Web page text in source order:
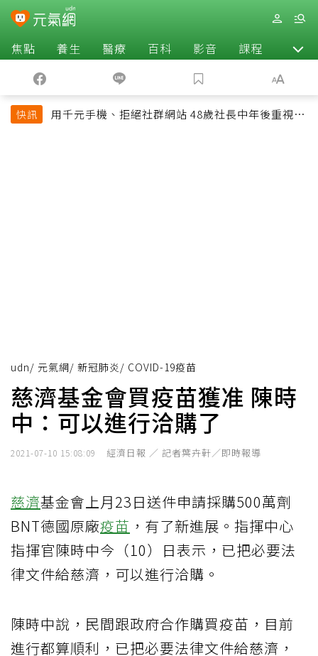
焦點 養生 醫療 百科 影音 課程 退休
快訊
用千元手機、拒絕社群網站 48歲社長中年後重視和
udn/ 元氣網/ 新冠肺炎 / COVID-19疫苗
慈濟基金會買疫苗獲准 陳時
中：可以進行洽購了
2021-07-10 15:08:09 經濟日報 ／ 記者葉卉軒／即時報導
慈濟基金會上月23日送件申請採購500萬劑
BNT德國原廠疫苗 ，有了新進展。指揮中心
指揮官陳時中今（10）日表示，已把必要法
律文件給慈濟，可以進行洽購。
陳時中說，民間跟政府合作購買疫苗，目前
進行都算順利，已把必要法律文件給慈濟，